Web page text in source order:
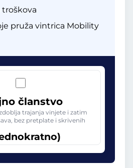
troškova
pruža vintrica Mobility
članstvo
trajanja vinjete i zatim
bez pretplate i skrivenih